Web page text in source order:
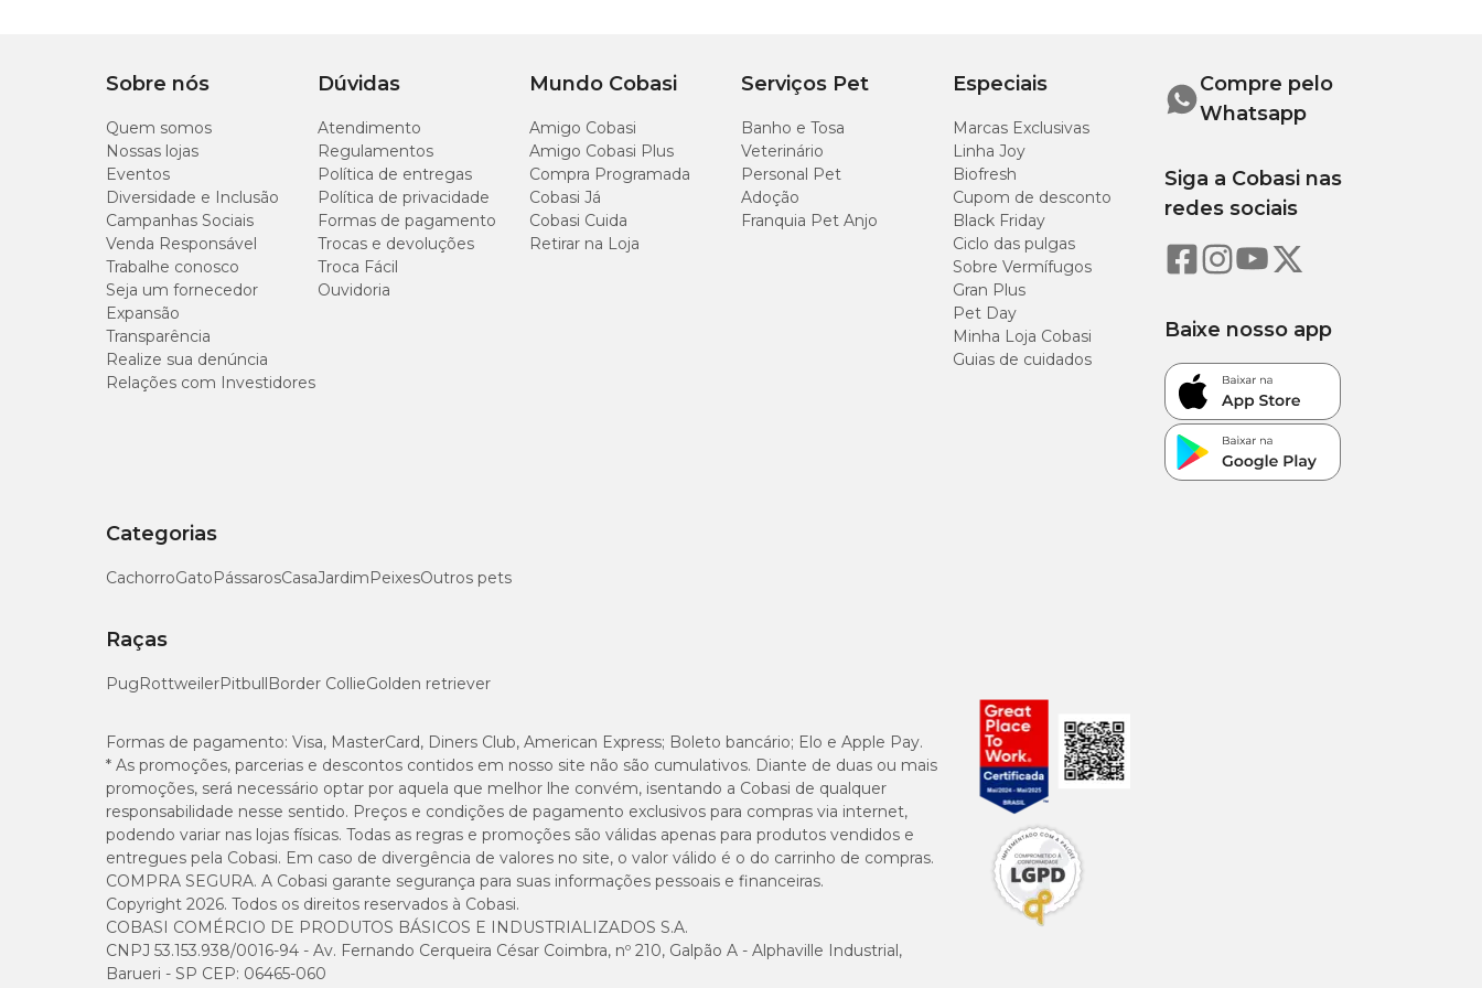
Sobre nós
Quem somos
Nossas lojas
Eventos
Diversidade e Inclusão
Campanhas Sociais
Venda Responsável
Trabalhe conosco
Seja um fornecedor
Expansão
Transparência
Realize sua denúncia
Relações com Investidores
Dúvidas
Atendimento
Regulamentos
Política de entregas
Política de privacidade
Formas de pagamento
Trocas e devoluções
Troca Fácil
Ouvidoria
Mundo Cobasi
Amigo Cobasi
Amigo Cobasi Plus
Compra Programada
Cobasi Já
Cobasi Cuida
Retirar na Loja
Serviços Pet
Banho e Tosa
Veterinário
Personal Pet
Adoção
Franquia Pet Anjo
Especiais
Marcas Exclusivas
Linha Joy
Biofresh
Cupom de desconto
Black Friday
Ciclo das pulgas
Sobre Vermífugos
Gran Plus
Pet Day
Minha Loja Cobasi
Guias de cuidados
Categorias
CachorroGatoPássarosCasaJardimPeixesOutros pets
Raças
PugRottweilerPitbullBorder CollieGolden retriever
Compre pelo
Whatsapp
Siga a Cobasi nas
redes sociais
Baixe nosso app
Formas de pagamento: Visa, MasterCard, Diners Club, American Express; Boleto bancário; Elo e Apple Pay.
* As promoções, parcerias e descontos contidos em nosso site não são cumulativos. Diante de duas ou mais
promoções, será necessário optar por aquela que melhor lhe convém, isentando a Cobasi de qualquer
responsabilidade nesse sentido. Preços e condições de pagamento exclusivos para compras via internet,
podendo variar nas lojas físicas. Todas as regras e promoções são válidas apenas para produtos vendidos e
entregues pela Cobasi. Em caso de divergência de valores no site, o valor válido é o do carrinho de compras.
COMPRA SEGURA. A Cobasi garante segurança para suas informações pessoais e financeiras.
Copyright 2026. Todos os direitos reservados à Cobasi.
COBASI COMÉRCIO DE PRODUTOS BÁSICOS E INDUSTRIALIZADOS S.A.
CNPJ 53.153.938/0016-94 - Av. Fernando Cerqueira César Coimbra, nº 210, Galpão A - Alphaville Industrial,
Barueri - SP CEP: 06465-060